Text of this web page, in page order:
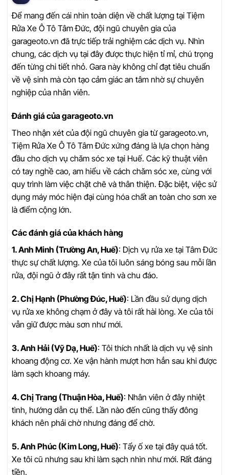
Để mang đến cái nhìn toàn diện về chất lượng tại Tiệm
Rửa Xe Ô Tô Tâm Đức, đội ngũ chuyên gia của
garageoto.vn đã trực tiếp trải nghiệm các dịch vụ. Nhìn
chung, các dịch vụ tại đây được thực hiện tỉ mỉ, chú trọng
đến từng chi tiết nhỏ. Gara này không chỉ đạt tiêu chuẩn
về vệ sinh mà còn tạo cảm giác an tâm nhờ sự chuyên
nghiệp của nhân viên.
Đánh giá của garageoto.vn
Theo nhận xét của đội ngũ chuyên gia từ garageoto.vn,
Tiệm Rửa Xe Ô Tô Tâm Đức xứng đáng là lựa chọn hàng
đầu cho dịch vụ chăm sóc xe tại Huế. Các kỹ thuật viên
có tay nghề cao, am hiểu về cách chăm sóc xe, cùng với
quy trình làm việc chặt chẽ và thân thiện. Đặc biệt, việc sử
dụng máy móc hiện đại cùng hóa chất an toàn cho sơn xe
là điểm cộng lớn.
Các đánh giá của khách hàng
1. Anh Minh (Trường An, Huế): Dịch vụ rửa xe tại Tâm Đức
thực sự chất lượng. Xe của tôi luôn sáng bóng sau mỗi lần
rửa, đội ngũ ở đây rất tận tình và chu đáo.
2. Chị Hạnh (Phường Đúc, Huế): Lần đầu sử dụng dịch
vụ rửa xe không chạm ở đây và tôi rất hài lòng. Xe của tôi
vẫn giữ được màu sơn như mới.
3. Anh Hải (Vỹ Dạ, Huế): Tôi thích nhất là dịch vụ vệ sinh
khoang động cơ. Xe vận hành mượt hơn hẳn sau khi được
làm sạch khoang máy.
4. Chị Trang (Thuận Hòa, Huế): Nhân viên ở đây nhiệt
tình, hướng dẫn cụ thể. Lần nào đến cũng thấy đông
khách nên phải chờ nhưng đáng để chờ.
5. Anh Phúc (Kim Long, Huế): Tẩy ố xe tại đây quá tốt.
Xe tôi cũ nhưng sau khi làm sạch nhìn như mới. Rất đáng
tiền.